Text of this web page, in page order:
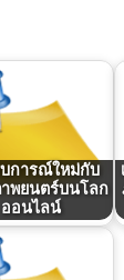
การณ์ใหม่กับ
พยนตร์บนโลก
ออนไลน์